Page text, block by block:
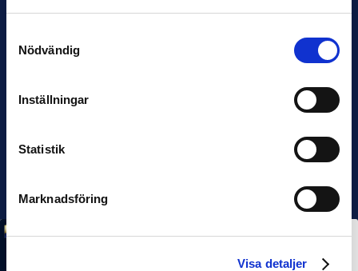
Nödvändig
Inställningar
Statistik
Marknadsföring
Visa detaljer